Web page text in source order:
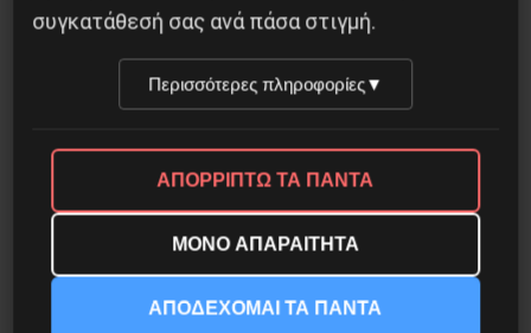
συγκατάθεσή σας ανά πάσα στιγμή.
Περισσότερες πληροφορίες▼
ΑΠΟΡΡΙΠΤΩ ΤΑ ΠΑΝΤΑ
ΜΟΝΟ ΑΠΑΡΑΙΤΗΤΑ
ΑΠΟΔΕΧΟΜΑΙ ΤΑ ΠΑΝΤΑ